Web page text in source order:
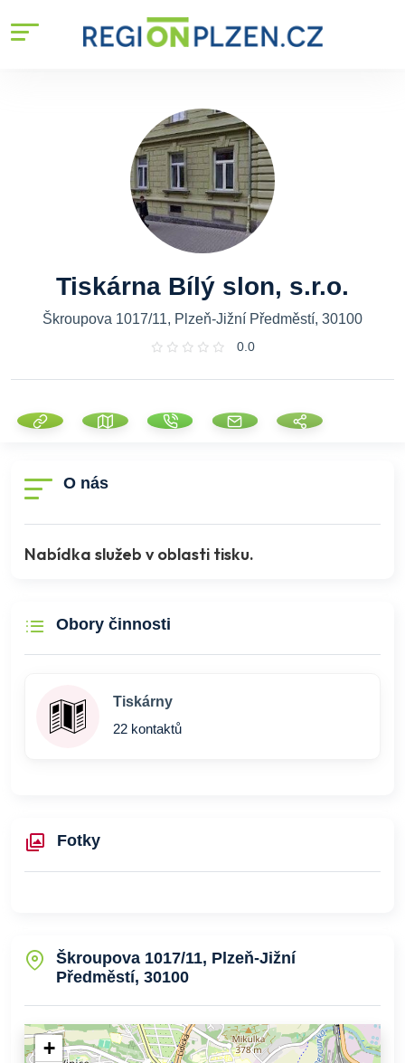
Tiskárna Bílý slon, s.r.o.
Škroupova 1017/11, Plzeň-Jižní Předměstí, 30100
0.0
O nás
Nabídka služeb v oblasti tisku.
Obory činnosti
Tiskárny
22 kontaktů
Fotky
Škroupova 1017/11, Plzeň-Jižní
Předměstí, 30100
+